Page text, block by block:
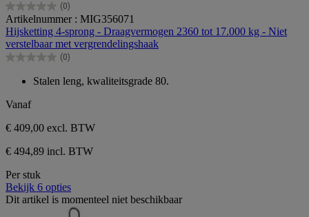
(0)
0.0
van
de
5
sterren.
Artikelnummer : MIG356071
Hijsketting 4-sprong - Draagvermogen 2360 tot 17.000 kg - Niet
verstelbaar met vergrendelingshaak
(0)
0.0
5
Stalen leng, kwaliteitsgrade 80.
Vanaf
€ 409,00 excl. BTW
€ 494,89 incl. BTW
Per stuk
Bekijk 6 opties
Dit artikel is momenteel niet beschikbaar